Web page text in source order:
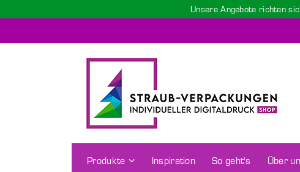
Unsere Angebote richten
Produkte Inspiration So geht's Über